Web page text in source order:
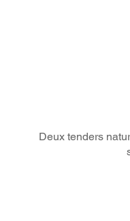
Deux tenders